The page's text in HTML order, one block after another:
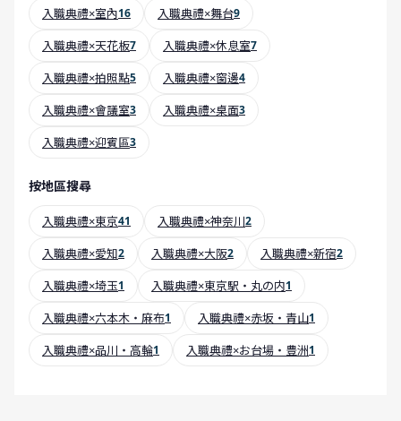
入職典禮×室內16 入職典禮×舞台9
入職典禮×天花板7 入職典禮×休息室7
入職典禮×拍照點5 入職典禮×窗邊4
入職典禮×會議室3 入職典禮×桌面3
入職典禮×迎賓區3
按地區搜尋
入職典禮×東京41 入職典禮×神奈川2
入職典禮×愛知2 入職典禮×大阪2 入職典禮×新宿2
入職典禮×埼玉1 入職典禮×東京駅・丸の内1
入職典禮×六本木・麻布1 入職典禮×赤坂・青山1
入職典禮×品川・高輪1 入職典禮×お台場・豊洲1